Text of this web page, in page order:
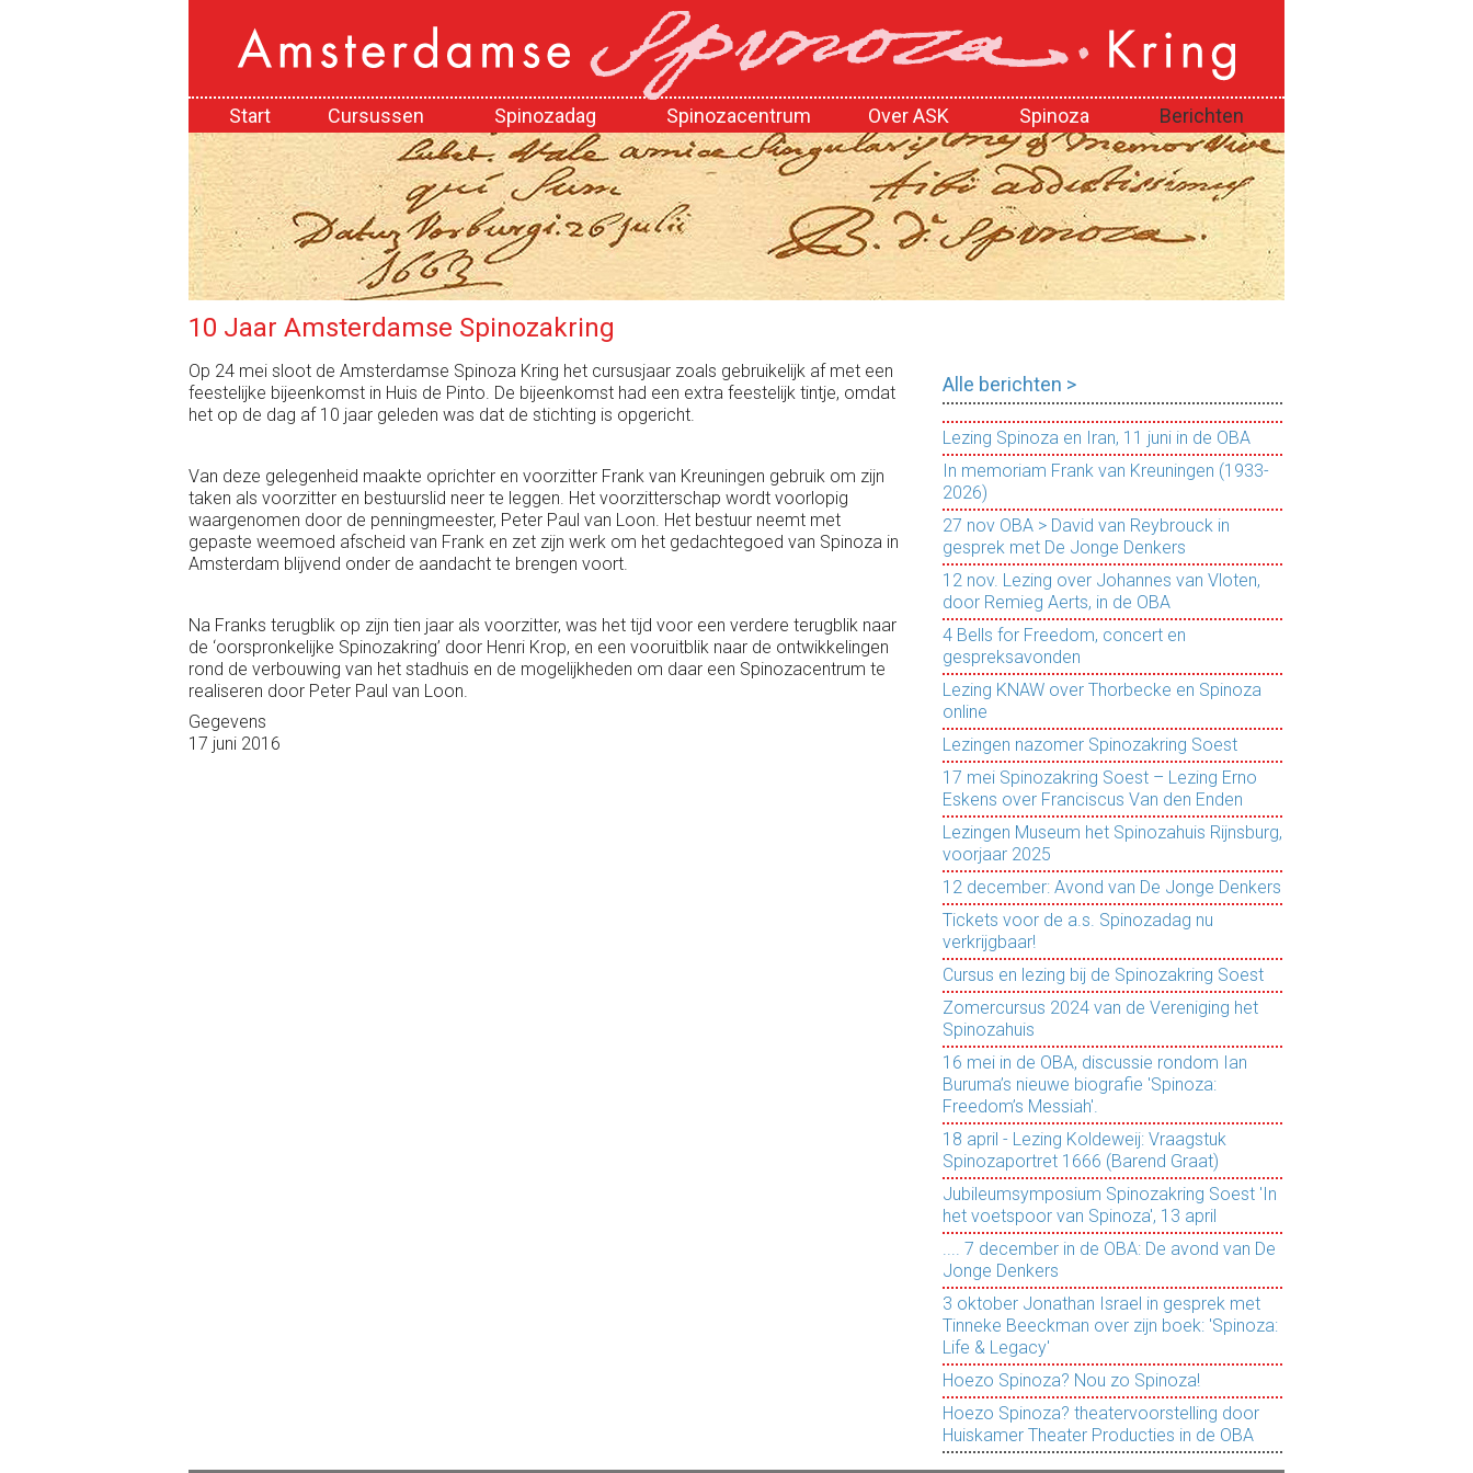
Start Cursussen Spinozadag Spinozacentrum Over ASK Spinoza Berichten
10 Jaar Amsterdamse Spinozakring
Op 24 mei sloot de Amsterdamse Spinoza Kring het cursusjaar zoals gebruikelijk af met een
feestelijke bijeenkomst in Huis de Pinto. De bijeenkomst had een extra feestelijk tintje, omdat
het op de dag af 10 jaar geleden was dat de stichting is opgericht.
Van deze gelegenheid maakte oprichter en voorzitter Frank van Kreuningen gebruik om zijn
taken als voorzitter en bestuurslid neer te leggen. Het voorzitterschap wordt voorlopig
waargenomen door de penningmeester, Peter Paul van Loon. Het bestuur neemt met
gepaste weemoed afscheid van Frank en zet zijn werk om het gedachtegoed van Spinoza in
Amsterdam blijvend onder de aandacht te brengen voort.
Na Franks terugblik op zijn tien jaar als voorzitter, was het tijd voor een verdere terugblik naar
de ‘oorspronkelijke Spinozakring’ door Henri Krop, en een vooruitblik naar de ontwikkelingen
rond de verbouwing van het stadhuis en de mogelijkheden om daar een Spinozacentrum te
realiseren door Peter Paul van Loon.
Gegevens
17 juni 2016
Alle berichten >
Lezing Spinoza en Iran, 11 juni in de OBA
In memoriam Frank van Kreuningen (1933-
2026)
27 nov OBA > David van Reybrouck in
gesprek met De Jonge Denkers
12 nov. Lezing over Johannes van Vloten,
door Remieg Aerts, in de OBA
4 Bells for Freedom, concert en
gespreksavonden
Lezing KNAW over Thorbecke en Spinoza
online
Lezingen nazomer Spinozakring Soest
17 mei Spinozakring Soest – Lezing Erno
Eskens over Franciscus Van den Enden
Lezingen Museum het Spinozahuis Rijnsburg,
voorjaar 2025
12 december: Avond van De Jonge Denkers
Tickets voor de a.s. Spinozadag nu
verkrijgbaar!
Cursus en lezing bij de Spinozakring Soest
Zomercursus 2024 van de Vereniging het
Spinozahuis
16 mei in de OBA, discussie rondom Ian
Buruma’s nieuwe biografie 'Spinoza:
Freedom’s Messiah'.
18 april - Lezing Koldeweij: Vraagstuk
Spinozaportret 1666 (Barend Graat)
Jubileumsymposium Spinozakring Soest 'In
het voetspoor van Spinoza', 13 april
.... 7 december in de OBA: De avond van De
Jonge Denkers
3 oktober Jonathan Israel in gesprek met
Tinneke Beeckman over zijn boek: 'Spinoza:
Life & Legacy'
Hoezo Spinoza? Nou zo Spinoza!
Hoezo Spinoza? theatervoorstelling door
Huiskamer Theater Producties in de OBA